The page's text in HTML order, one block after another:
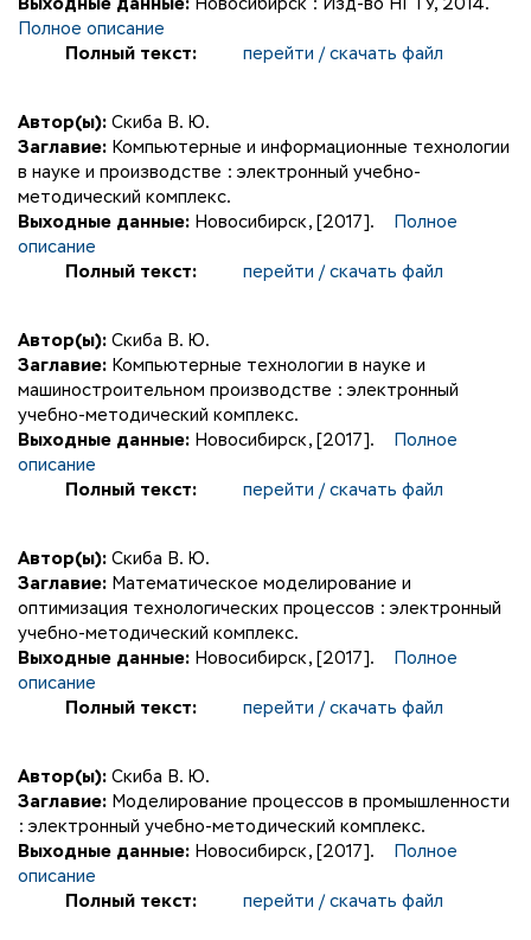
Выходные данные: Новосибирск : Изд-во НГТУ, 2014.
Полное описание
Полный текст:
перейти / скачать файл
Автор(ы): Скиба В. Ю.
Заглавие: Компьютерные и информационные технологии
в науке и производстве : электронный учебно-
методический комплекс.
Выходные данные: Новосибирск, [2017].
Полное
описание
Полный текст:
перейти / скачать файл
Автор(ы): Скиба В. Ю.
Заглавие: Компьютерные технологии в науке и
машиностроительном производстве : электронный
учебно-методический комплекс.
Выходные данные: Новосибирск, [2017].
Полное
описание
Полный текст:
перейти / скачать файл
Автор(ы): Скиба В. Ю.
Заглавие: Математическое моделирование и
оптимизация технологических процессов : электронный
учебно-методический комплекс.
Выходные данные: Новосибирск, [2017].
Полное
описание
Полный текст:
перейти / скачать файл
Автор(ы): Скиба В. Ю.
Заглавие: Моделирование процессов в промышленности
: электронный учебно-методический комплекс.
Выходные данные: Новосибирск, [2017].
Полное
описание
Полный текст:
перейти / скачать файл